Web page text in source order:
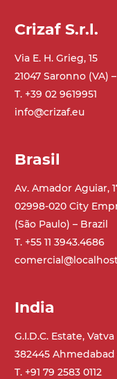
gambe in
piedini di
Tappeto
PP superficie
(FDA) con
diretta in
con frizione,
multi
Velocità
4 m/minuto
on/off, E-
Crizaf S.r.l.
Via E. H. Grieg, 15
21047 Saronno (VA)
T. +39 02 9619951
info@crizaf.eu
Brasil
Av. Amador Aguiar,
02998-020 City
(São Paulo) – Brazil
T. +55 11 3943.4686
India
G.I.D.C. Estate, Vatva
382445 Ahmedabad
T. +91 79 2583 0112